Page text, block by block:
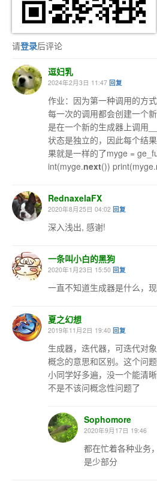
请登录后评论
逗妇乳
2024年2月3日 11:47 回复
作业：因为第一种调用的方
每一次的调用都会创建一个
是在一个新的生成器上调用
状态是独立的，因此每个结
果就是一样的了myge =
int(myge.next()) print(myge.
RednaxelaFX
2020年8月25日 04:02 回复
深入浅出, 感谢!
一条叫小白的黑狗
2020年1月23日 15:50 回复
一直不知道生成器是什么，
夏之幻想
2019年11月2日 19:40 回复
生成器，迭代器，可迭代对
概念的意思和区别。这个问
小同学好多遍，没一个能清
不是不该问概念性问题了
Sophomore
2020年9月17日 19:46
都在忙着各种业务
是少部分